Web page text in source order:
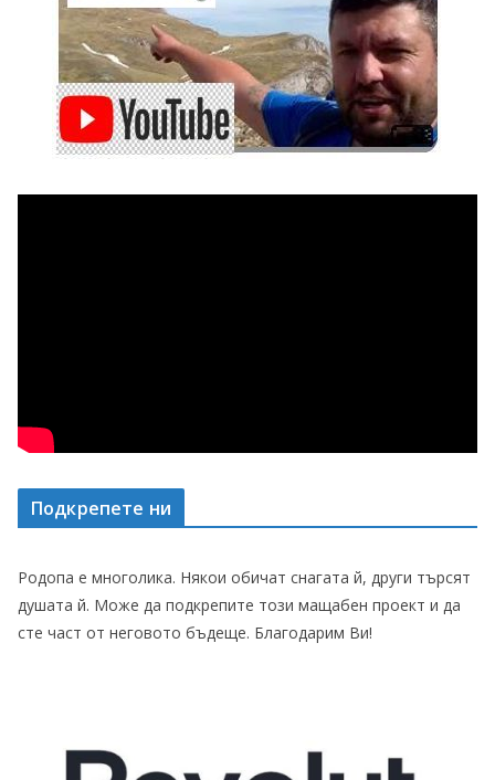
Подкрепете ни
Родопа е многолика. Някои обичат снагата й, други търсят
душата й. Може да подкрепите този мащабен проект и да
сте част от неговото бъдеще. Благодарим Ви!